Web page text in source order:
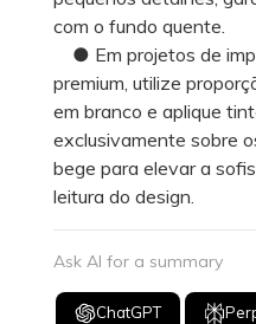
com o fundo quente.
● Em projetos de
premium, utilize
em branco e aplique
exclusivamente sobre
bege para elevar a
leitura do design.
Ask AI for a summary
ChatGPT